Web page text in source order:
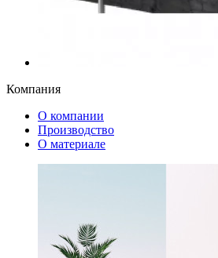
Компания
О компании
Производство
О материале